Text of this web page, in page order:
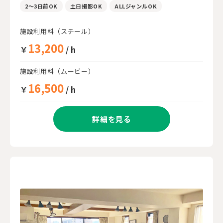
2～3日前OK 土日撮影OK ALLジャンルOK
施設利用料（スチール）
￥ 13,200 / h
施設利用料（ムービー）
￥ 16,500 / h
詳細を見る